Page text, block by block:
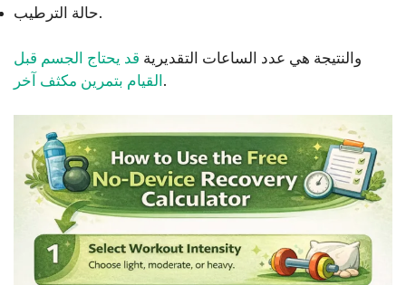
حالة الترطيب.
والنتيجة هي عدد الساعات التقديرية قد يحتاج الجسم قبل
القيام بتمرين مكثف آخر .